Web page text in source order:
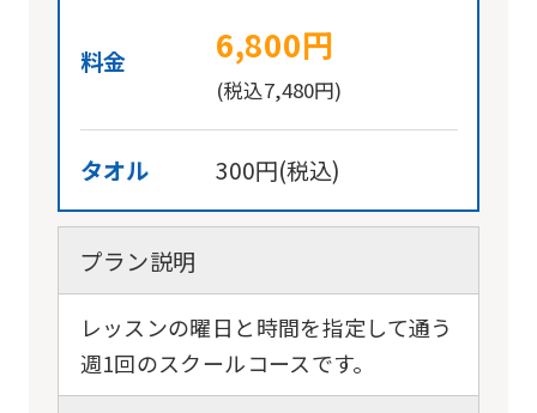
料金 6,800円
(税込7,480円)
タオル 300円(税込)
プラン説明
レッスンの曜日と時間を指定して通う
週1回のスクールコースです。